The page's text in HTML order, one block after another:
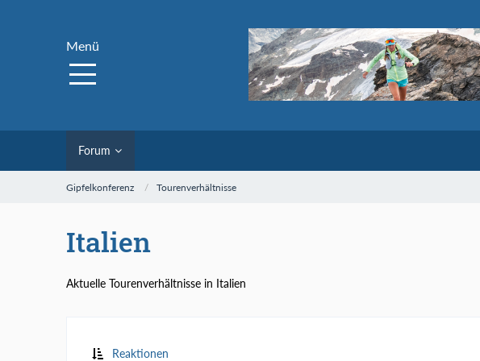
Menü
Forum
Gipfelkonferenz Tourenverhältnisse
Italien
Aktuelle Tourenverhältnisse in Italien
Reaktionen